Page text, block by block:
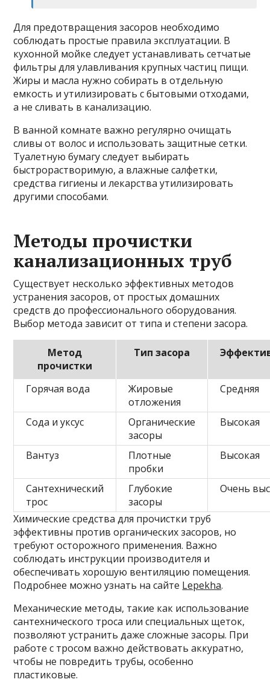
Для предотвращения засоров необходимо
соблюдать простые правила эксплуатации. В
кухонной мойке следует устанавливать сетчатые
фильтры для улавливания крупных частиц пищи.
Жиры и масла нужно собирать в отдельную
емкость и утилизировать с бытовыми отходами,
а не сливать в канализацию.
В ванной комнате важно регулярно очищать
сливы от волос и использовать защитные сетки.
Туалетную бумагу следует выбирать
быстрорастворимую, а влажные салфетки,
средства гигиены и лекарства утилизировать
другими способами.
Методы прочистки
канализационных труб
Существует несколько эффективных методов
устранения засоров, от простых домашних
средств до профессионального оборудования.
Выбор метода зависит от типа и степени засора.
Метод
прочистки
Тип засора
Горячая вода
Жировые
отложения
Средняя
Сода и уксус
Органические
засоры
Высокая
Вантуз
Плотные
пробки
Высокая
Сантехнический
трос
Глубокие
засоры
Очень
Химические средства для прочистки труб
эффективны против органических засоров, но
требуют осторожного применения. Важно
соблюдать инструкции производителя и
обеспечивать хорошую вентиляцию помещения.
Подробнее можно узнать на сайте Lepekha.
Механические методы, такие как использование
сантехнического троса или специальных щеток,
позволяют устранить даже сложные засоры. При
работе с тросом важно действовать аккуратно,
чтобы не повредить трубы, особенно
пластиковые.